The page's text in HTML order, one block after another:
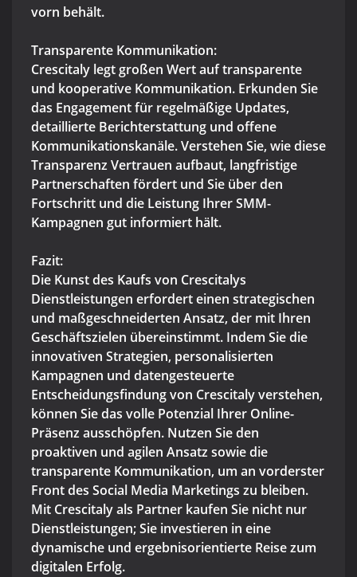
vorn behält.
Transparente Kommunikation:
Crescitaly legt großen Wert auf transparente
und kooperative Kommunikation. Erkunden Sie
das Engagement für regelmäßige Updates,
detaillierte Berichterstattung und offene
Kommunikationskanäle. Verstehen Sie, wie diese
Transparenz Vertrauen aufbaut, langfristige
Partnerschaften fördert und Sie über den
Fortschritt und die Leistung Ihrer SMM-
Kampagnen gut informiert hält.
Fazit:
Die Kunst des Kaufs von Crescitalys
Dienstleistungen erfordert einen strategischen
und maßgeschneiderten Ansatz, der mit Ihren
Geschäftszielen übereinstimmt. Indem Sie die
innovativen Strategien, personalisierten
Kampagnen und datengesteuerte
Entscheidungsfindung von Crescitaly verstehen,
können Sie das volle Potenzial Ihrer Online-
Präsenz ausschöpfen. Nutzen Sie den
proaktiven und agilen Ansatz sowie die
transparente Kommunikation, um an vorderster
Front des Social Media Marketings zu bleiben.
Mit Crescitaly als Partner kaufen Sie nicht nur
Dienstleistungen; Sie investieren in eine
dynamische und ergebnisorientierte Reise zum
digitalen Erfolg.